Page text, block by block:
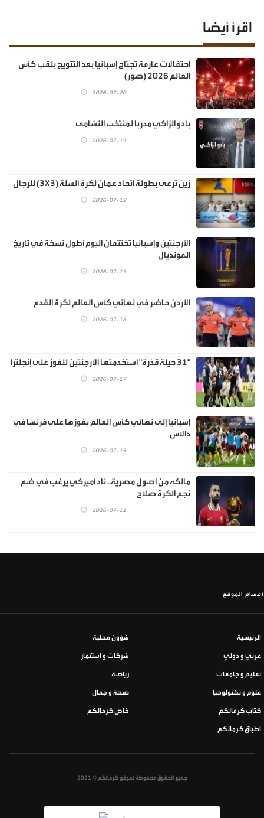
اقرأ أيضا
احتفالات عارمة تجتاح إسبانيا بعد التتويج بلقب كأس
العالم 2026 (صور)
2026-07-20
بادو الزاكي مدربا لمنتخب النشامى
2026-07-19
زين ترعى بطولة اتحاد عمان لكرة السلة (3X3) للرجال
2026-07-19
الأرجنتين وإسبانيا تختتمان اليوم أطول نسخة في تاريخ
المونديال
2026-07-19
الأردن حاضر في نهائي كأس العالم لكرة القدم
2026-07-18
"31 حيلة قذرة" استخدمتها الأرجنتين للفوز على إنجلترا
2026-07-17
إسبانيا إلى نهائي كأس العالم بفوزها على فرنسا في
دالاس
2026-07-15
مالكه من اصول مصرية.. ناد أميركي يرغب في ضم
نجم الكرة صلاح
2026-07-11
أقسام الموقع
الرئيسية شؤون محلية
عربي و دولي شركات و استثمار
تعليم و جامعات رياضة
علوم و تكنولوجيا صحة و جمال
كتاب كرمالكم خاص كرمالكم
اطباق كرمالكم
جميع الحقوق محفوظة لموقع كرمالكم © 2021